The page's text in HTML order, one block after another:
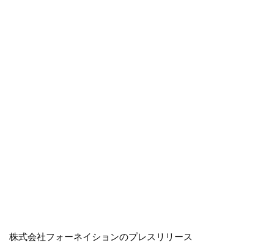
株式会社フォーネイションのプレスリリース